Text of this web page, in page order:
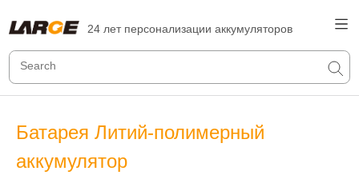
24 лет персонализации аккумуляторов
Батарея Литий-полимерный
аккумулятор